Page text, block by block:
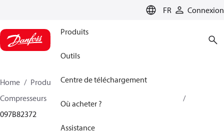
FR Connexion
Produits
Outils
Centre de téléchargement
Où acheter ?
Assistance
Home Produits
Climate Solutions - chauffage
Compresseurs
097B82372